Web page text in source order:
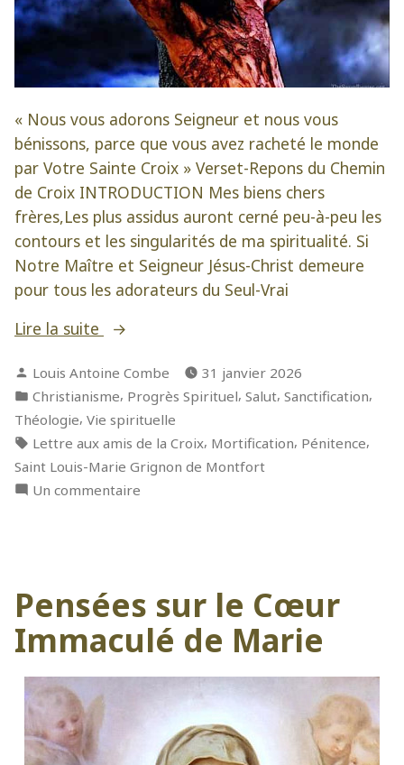
« Nous vous adorons Seigneur et nous vous
bénissons, parce que vous avez racheté le monde
par Votre Sainte Croix » Verset-Repons du Chemin
de Croix INTRODUCTION Mes biens chers
frères,Les plus assidus auront cerné peu-à-peu les
contours et les singularités de ma spiritualité. Si
Notre Maître et Seigneur Jésus-Christ demeure
pour tous les adorateurs du Seul-Vrai
Lire la suite
« Aux
de
la
Croix »
Publié
par
Louis Antoine Combe
31 janvier 2026
Publié
dans
Christianisme, Progrès Spirituel, Salut, Sanctification,
Théologie, Vie spirituelle
Étiquettes :
Lettre aux amis de la Croix, Mortification, Pénitence,
Saint Louis-Marie Grignon de Montfort
Un commentaire
Croix
Pensées sur le Cœur
Immaculé de Marie